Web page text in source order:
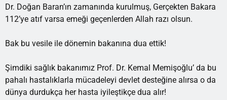
Dr. Doğan Baran’ın zamanında kurulmuş, Gerçekten Bakara
112’ye atıf varsa emeği geçenlerden Allah razı olsun.
Bak bu vesile ile dönemin bakanına dua ettik!
Şimdiki sağlık bakanımız Prof. Dr. Kemal Memişoğlu’ da bu
pahalı hastalıklarla mücadeleyi devlet desteğine alırsa o da
dünya durdukça her hasta iyileştikçe dua alır!